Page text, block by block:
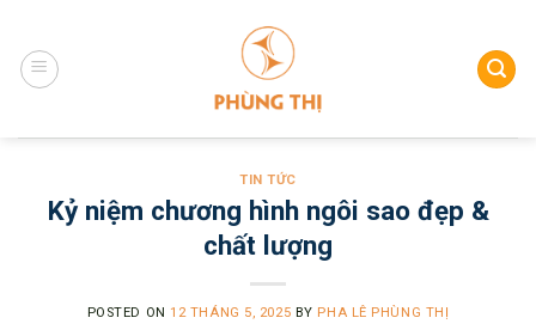
content
TIN TỨC
Kỷ niệm chương hình ngôi sao đẹp &
chất lượng
POSTED ON 12 THÁNG 5, 2025 BY PHA LÊ PHÙNG THỊ